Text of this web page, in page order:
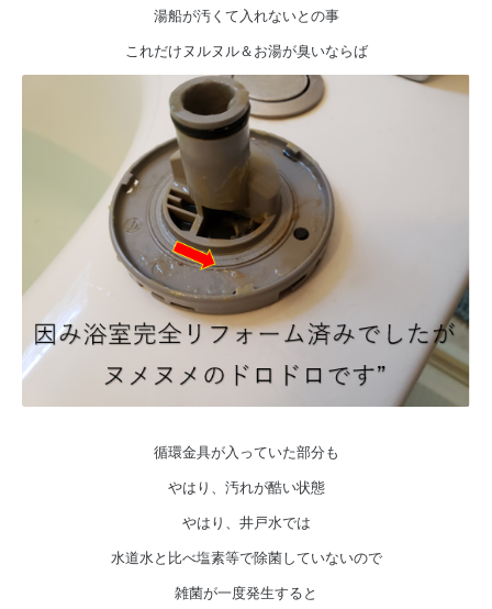
湯船が汚くて入れないとの事
これだけヌルヌル＆お湯が臭いならば
循環金具が入っていた部分も
やはり、汚れが酷い状態
やはり、井戸水では
水道水と比べ塩素等で除菌していないので
雑菌が一度発生すると